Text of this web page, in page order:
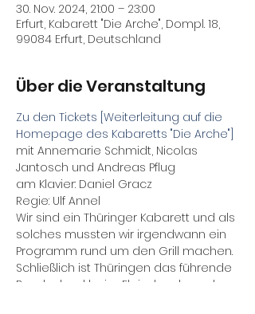
30. Nov. 2024, 21:00 – 23:00
Erfurt, Kabarett "Die Arche", Dompl. 18,
99084 Erfurt, Deutschland
Über die Veranstaltung
Zu den Tickets [Weiterleitung auf die
Homepage des Kabaretts "Die Arche"]
mit Annemarie Schmidt, Nicolas
Jantosch und Andreas Pflug
am Klavier: Daniel Gracz
Regie: Ulf Annel
Wir sind ein Thüringer Kabarett und als
solches mussten wir irgendwann ein
Programm rund um den Grill machen.
Schließlich ist Thüringen das führende
Bundesland beim Fleischverbrauch.